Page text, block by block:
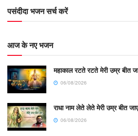
पसंदीदा भजन सर्च करें
आज के नए भजन
महाकाल रटते रटते मेरी उम्र बीत
06/08/2026
राधा नाम लेते लेते मेरी उम्र बीत
06/08/2026